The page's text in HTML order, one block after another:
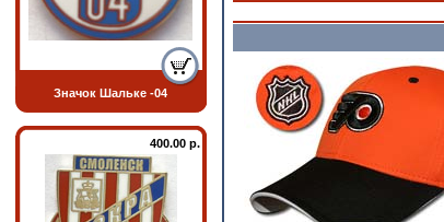
Значок Шальке -04
400.00 р.